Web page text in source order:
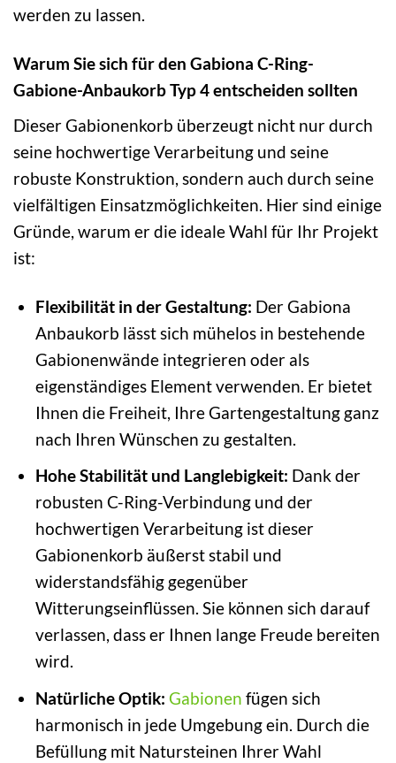
werden zu lassen.
Warum Sie sich für den Gabiona C-Ring-
Gabione-Anbaukorb Typ 4 entscheiden sollten
Dieser Gabionenkorb überzeugt nicht nur durch
seine hochwertige Verarbeitung und seine
robuste Konstruktion, sondern auch durch seine
vielfältigen Einsatzmöglichkeiten. Hier sind einige
Gründe, warum er die ideale Wahl für Ihr Projekt
ist:
Flexibilität in der Gestaltung: Der Gabiona
Anbaukorb lässt sich mühelos in bestehende
Gabionenwände integrieren oder als
eigenständiges Element verwenden. Er bietet
Ihnen die Freiheit, Ihre Gartengestaltung ganz
nach Ihren Wünschen zu gestalten.
Hohe Stabilität und Langlebigkeit: Dank der
robusten C-Ring-Verbindung und der
hochwertigen Verarbeitung ist dieser
Gabionenkorb äußerst stabil und
widerstandsfähig gegenüber
Witterungseinflüssen. Sie können sich darauf
verlassen, dass er Ihnen lange Freude bereiten
wird.
Natürliche Optik: Gabionen fügen sich
harmonisch in jede Umgebung ein. Durch die
Befüllung mit Natursteinen Ihrer Wahl